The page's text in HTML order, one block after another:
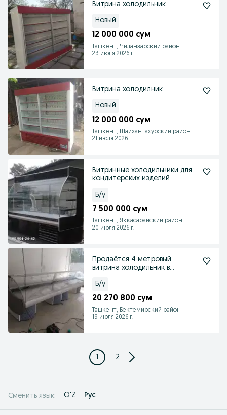
Витрина холодильник
Новый
12 000 000 сум
Ташкент, Чиланзарский район
23 июля 2026 г.
Витрина холодилник
Новый
12 000 000 сум
Ташкент, Шайхантахурский район
21 июля 2026 г.
Витринные холодильники для
кондитерских изделий
Б/у
7 500 000 сум
Ташкент, Яккасарайский район
20 июля 2026 г.
Продаётся 4 метровый
витрина холодильник в
Б/у
20 270 800 сум
Ташкент, Бектемирский район
19 июля 2026 г.
1 2
Сменить язык: O'Z Рус